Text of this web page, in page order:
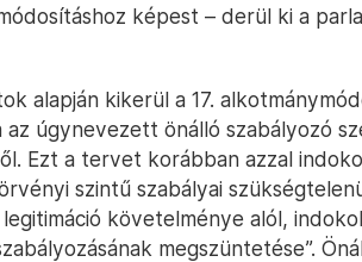
képest – derül ki a
alapján kikerül a 17.
úgynevezett önálló szabályozó
Ezt a tervet korábban azzal
szintű szabályai
követelménye alól,
megszüntetése”.